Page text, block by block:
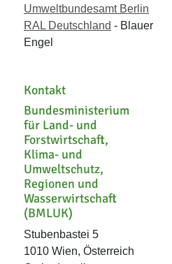
Umweltbundesamt Berlin
RAL Deutschland - Blauer
Engel
Kontakt
Bundesministerium
für Land- und
Forstwirtschaft,
Klima- und
Umweltschutz,
Regionen und
Wasserwirtschaft
(BMLUK)
Stubenbastei 5
1010 Wien, Österreich